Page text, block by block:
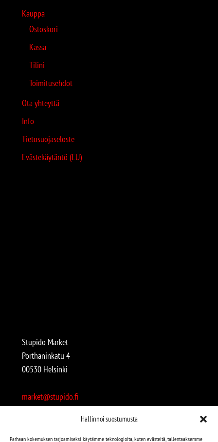
Hallinnoi suostumusta
Parhaan kokemuksen tarjoamiseksi käytämme teknologioita, kuten evästeitä, tallentaaksemme
Kauppa
Ostoskori
Kassa
Tilini
Toimitusehdot
Ota yhteyttä
Info
Tietosuojaseloste
Evästekäytäntö (EU)
Stupido Market
Porthaninkatu 4
00530 Helsinki
market@stupido.fi
Avoinna: